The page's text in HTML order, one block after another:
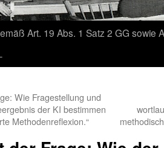
Art. 19 Abs. 1 Satz 2 GG sowie
Wie Fragestellung und
der KI bestimmen
Methodenreflexion.“